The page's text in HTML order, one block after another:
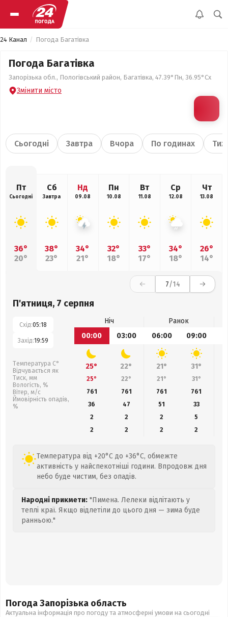
24 Канал Погода Багатівка
Погода Багатівка
Запорізька обл., Пологівський район, Багатівка, 47.39°Пн, 36.95°Сх
Змінити місто
Сьогодні Завтра Вчора По годинах
Пт
Сьогодні
36°
20°
Сб
Завтра
38°
23°
Нд
09.08
34°
21°
Пн
10.08
32°
18°
Вт
11.08
33°
17°
Ср
12.08
34°
18°
Чт
13.08
26°
14°
7/14
П'ятниця, 7 серпня
Схід:05:18
Захід:19:59
Температура С°
Відчувається як
Тиск, мм
Вологість, %
Вітер, м/с
Ймовірність опадів,
%
Ніч
Ранок
00:00
03:00 06:00 09:00
25° 22° 21° 31°
25° 22° 21° 31°
761
761 761 761
36
47 51 33
2
2 2
5
2
2 2 2
Температура від +20°C до +36°C, обмежте
активність у найспекотніші години. Впродовж дня
небо буде чистим, без опадів.
Народні прикмети: "Пимена. Лелеки відлітають у
теплі краї. Якщо відлетіли до цього дня — зима буде
ранньою."
Погода Запорізька область
Актуальна інформація про погоду та атмосферні умови на сьогодні